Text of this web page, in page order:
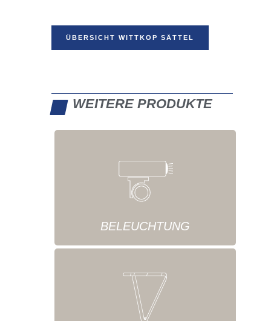
ÜBERSICHT WITTKOP SÄTTEL
WEITERE PRODUKTE
BELEUCHTUNG